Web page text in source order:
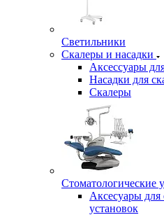
Светильники
Скалеры и насадки
Аксессуары
Насадки для
Скалеры
Стоматологические
Аксесуары для
установок